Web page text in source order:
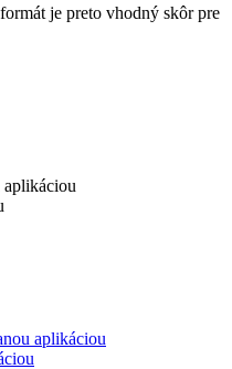
je preto vhodný skôr pre
aplikáciou
aplikáciou